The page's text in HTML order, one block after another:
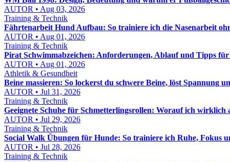
AUTOR • Aug 03, 2026
Training & Technik
Fährtenarbeit Hund Aufbau: So trainiere ich die Nasenarbeit
AUTOR • Aug 01, 2026
Training & Technik
Pirat Schwimmabzeichen: Anforderungen, Ablauf und Tipps
AUTOR • Aug 01, 2026
Athletik & Gesundheit
Beine massieren: So lockerst du schwere Beine, löst Spannung
AUTOR • Jul 31, 2026
Training & Technik
Geeignete Schuhe für Schmetterlingsrollen: Worauf ich wirklich
AUTOR • Jul 29, 2026
Training & Technik
Social Walk Übungen für Hunde: So trainiere ich Ruhe, Fokus
AUTOR • Jul 28, 2026
Training & Technik